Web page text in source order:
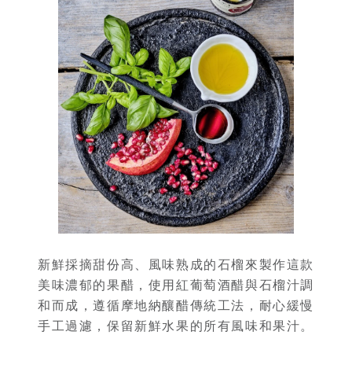
新鮮採摘甜份高、風味熟成的石榴來製作這款
美味濃郁的果醋，使用紅葡萄酒醋與石榴汁調
和而成，遵循摩地納釀醋傳統工法，耐心緩慢
手工過濾，保留新鮮水果的所有風味和果汁。